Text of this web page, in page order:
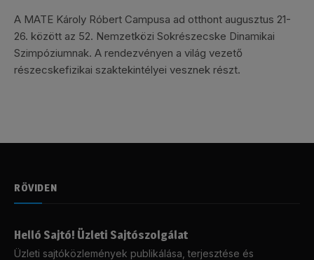
A MATE Károly Róbert Campusa ad otthont augusztus 21-
26. között az 52. Nemzetközi Sokrészecske Dinamikai
Szimpóziumnak. A rendezvényen a világ vezető
részecskefizikai szaktekintélyei vesznek részt.
RÖVIDEN
Helló Sajtó! Üzleti Sajtószolgálat
Üzleti sajtóközlemények publikálása, terjesztése és